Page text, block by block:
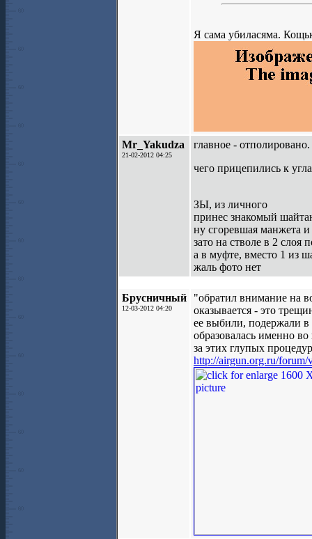
Я сама убиласяма.
Mr_Yakudza
21-02-2012 04:25
главное - отполировано.
чего прицепились к
ЗЫ, из личного
принес знакомый
ну сгоревшая манжета
зато на стволе в 2
а в муфте, вместо 1 из
жаль фото нет
Брусничный
12-03-2012 04:20
"обратил внимание на
оказывается - это
ее выбили, подержали в
образовалась именно
за этих глупых
http://airgun.org.ru/